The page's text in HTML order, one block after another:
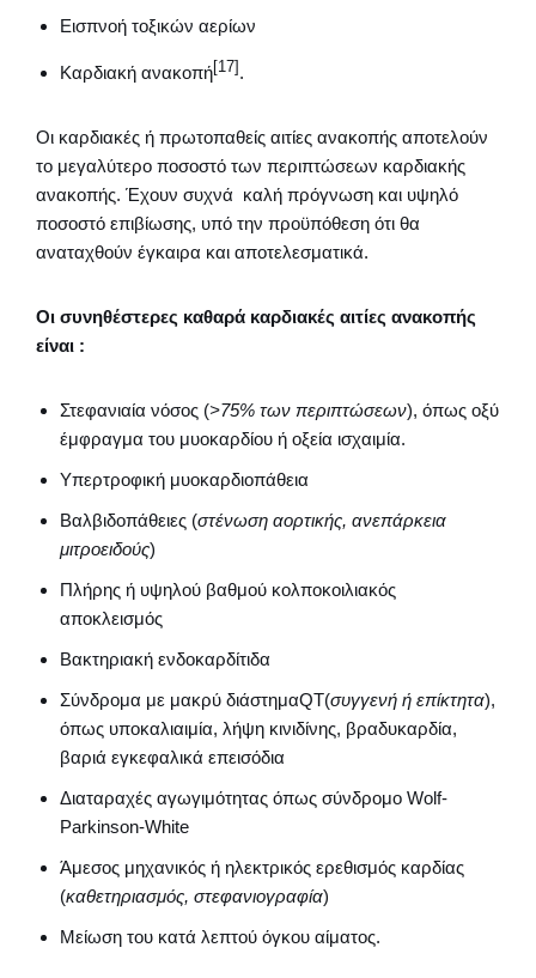
Εισπνοή τοξικών αερίων
Καρδιακή ανακοπή[17] .
Οι καρδιακές ή πρωτοπαθείς αιτίες ανακοπής αποτελούν
το μεγαλύτερο ποσοστό των περιπτώσεων καρδιακής
ανακοπής. Έχουν συχνά καλή πρόγνωση και υψηλό
ποσοστό επιβίωσης, υπό την προϋπόθεση ότι θα
αναταχθούν έγκαιρα και αποτελεσματικά.
Οι συνηθέστερες καθαρά καρδιακές αιτίες ανακοπής
είναι :
Στεφανιαία νόσος (>75% των περιπτώσεων), όπως οξύ
έμφραγμα του μυοκαρδίου ή οξεία ισχαιμία.
Υπερτροφική μυοκαρδιοπάθεια
Βαλβιδοπάθειες (στένωση αορτικής, ανεπάρκεια
μιτροειδούς)
Πλήρης ή υψηλού βαθμού κολποκοιλιακός
αποκλεισμός
Βακτηριακή ενδοκαρδίτιδα
Σύνδρομα με μακρύ διάστημαQT(συγγενή ή επίκτητα),
όπως υποκαλιαιμία, λήψη κινιδίνης, βραδυκαρδία,
βαριά εγκεφαλικά επεισόδια
Διαταραχές αγωγιμότητας όπως σύνδρομο Wolf-
Parkinson-White
Άμεσος μηχανικός ή ηλεκτρικός ερεθισμός καρδίας
(καθετηριασμός, στεφανιογραφία)
Μείωση του κατά λεπτού όγκου αίματος.